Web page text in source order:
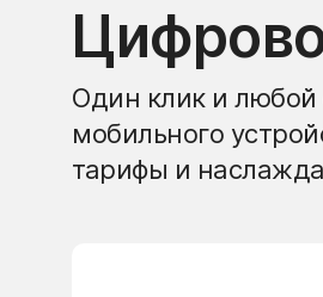
Один клик и любой
мобильного
тарифы и